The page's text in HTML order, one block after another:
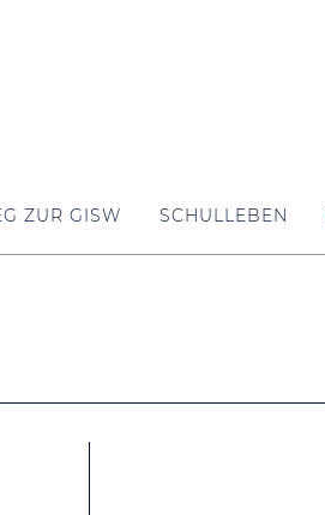
ZUR GISW SCHULLEBEN